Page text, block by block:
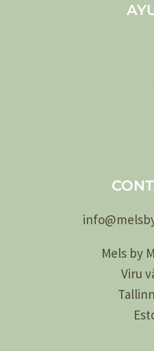
info@
Mels by
Viru